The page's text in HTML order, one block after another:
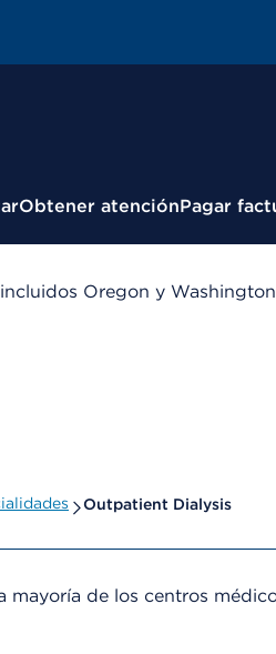
Obtener atenciónPagar
Oregon y
Outpatient Dialysis
de los centros